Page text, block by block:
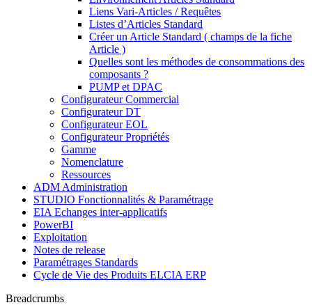
Liens Vari-Articles / Requêtes
Listes d’Articles Standard
Créer un Article Standard ( champs de la fiche
Article )
Quelles sont les méthodes de consommations des
composants ?
PUMP et DPAC
Configurateur Commercial
Configurateur DT
Configurateur EOL
Configurateur Propriétés
Gamme
Nomenclature
Ressources
ADM Administration
STUDIO Fonctionnalités & Paramétrage
EIA Echanges inter-applicatifs
PowerBI
Exploitation
Notes de release
Paramétrages Standards
Cycle de Vie des Produits ELCIA ERP
Breadcrumbs